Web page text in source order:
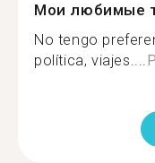
Мои любимые
No tengo
política, viajes....